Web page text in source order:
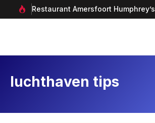
naar
Restaurant Amersfoort Humphrey’s
luchthaven tips